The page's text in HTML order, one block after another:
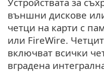
външни дискове
четци на карти с
или FireWire.
включват всички
вградена